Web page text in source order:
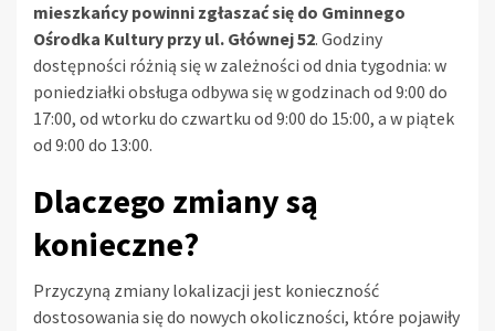
mieszkańcy powinni zgłaszać się do Gminnego
Ośrodka Kultury przy ul. Głównej 52. Godziny
dostępności różnią się w zależności od dnia tygodnia: w
poniedziałki obsługa odbywa się w godzinach od 9:00 do
17:00, od wtorku do czwartku od 9:00 do 15:00, a w piątek
od 9:00 do 13:00.
Dlaczego zmiany są
konieczne?
Przyczyną zmiany lokalizacji jest konieczność
dostosowania się do nowych okoliczności, które pojawiły